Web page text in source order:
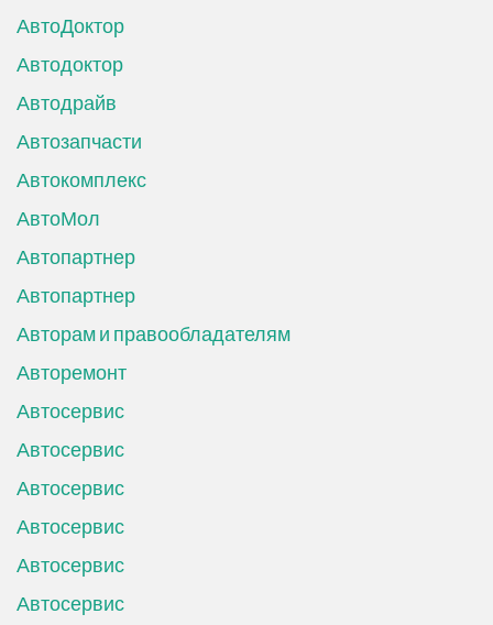
АвтоДоктор
Автодоктор
Автодрайв
Автозапчасти
Автокомплекс
АвтоМол
Автопартнер
Автопартнер
Авторам и правообладателям
Авторемонт
Автосервис
Автосервис
Автосервис
Автосервис
Автосервис
Автосервис